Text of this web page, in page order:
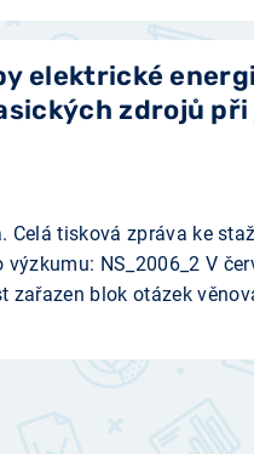
elektrické
zdrojů
Celá tisková zpráva ke
NS_2006_2 V
zařazen blok otázek